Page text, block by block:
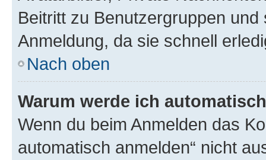
Beitritt zu Benutzergruppen
Anmeldung, da sie schnell
Nach oben
Warum werde ich
Wenn du beim Anmelden das
automatisch anmelden“ nicht